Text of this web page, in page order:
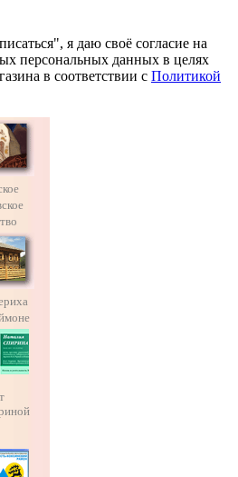
я даю своё согласие на
персональных данных в целях
в соответствии с Политикой